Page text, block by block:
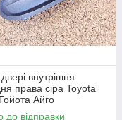
внутрішня
права сіра Toyota
Айго
до відправки